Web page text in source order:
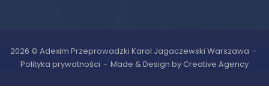
2026 © Adexim Przeprowadzki Karol Jagaczewski Warszawa
Polityka prywatności
Made & Design by Creative Agency